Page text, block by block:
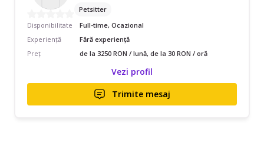
Petsitter
Disponibilitate
Full-time, Ocazional
Experiență
Fără experiență
Preț
de la 3250 RON / lună, de la 30 RON / oră
Vezi profil
Trimite mesaj